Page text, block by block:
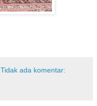
Tidak ada komentar: